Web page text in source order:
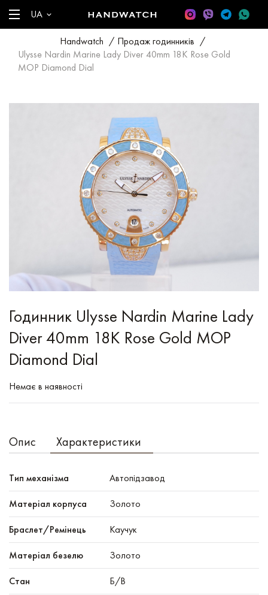
UA
Handwatch / Продаж годинників /
Ulysse Nardin Marine Lady Diver 40mm 18K Rose Gold
MOP Diamond Dial
Годинник Ulysse Nardin Marine Lady
Diver 40mm 18K Rose Gold MOP
Diamond Dial
Немає в наявності
Опис Характеристики
Тип механізма Автопідзавод
Mатеріал корпуса Золото
Браслет/Ремінець Каучук
Матеріал безелю Золото
Стан Б/В